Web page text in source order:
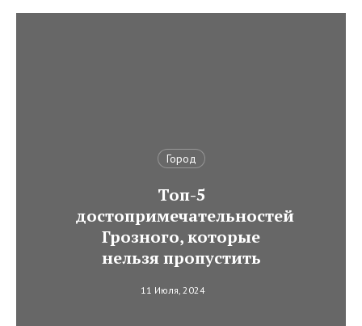
Город
Топ-5
достопримечательностей
Грозного, которые
нельзя пропустить
11 Июля, 2024